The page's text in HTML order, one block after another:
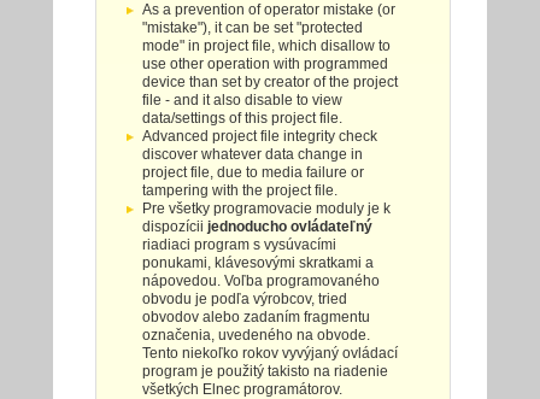
As a prevention of operator mistake (or
"mistake"), it can be set "protected
mode" in project file, which disallow to
use other operation with programmed
device than set by creator of the project
file - and it also disable to view
data/settings of this project file.
Advanced project file integrity check
discover whatever data change in
project file, due to media failure or
tampering with the project file.
Pre všetky programovacie moduly je k
dispozícii jednoducho ovládateľný
riadiaci program s vysúvacími
ponukami, klávesovými skratkami a
nápovedou. Voľba programovaného
obvodu je podľa výrobcov, tried
obvodov alebo zadaním fragmentu
označenia, uvedeného na obvode.
Tento niekoľko rokov vyvýjaný ovládací
program je použitý takisto na riadenie
všetkých Elnec programátorov.